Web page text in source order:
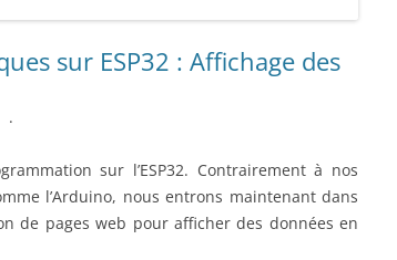
ENSEMBLE DES ACTIONNEURS
DIVERS MATERIELS
sur ESP32 : Affichage des
.
sur l’ESP32. Contrairement à nos
l’Arduino, nous entrons maintenant dans
de pages web pour afficher des données en